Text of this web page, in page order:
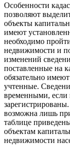
Особенности
позволяют
объекты
имеют
необходимо
недвижимости и
изменений
поставленные на
обязательно
учтенные.
временными, если
возможна лишь
таблице
объектам
недвижимости